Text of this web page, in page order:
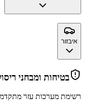
איבזור
בטיחות ומבחני
רשימת מערכות עזר